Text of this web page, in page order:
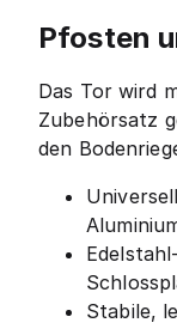
Pfosten
Das Tor wird
Zubehörsatz
den
Stabile,